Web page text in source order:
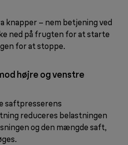
knapper – nem betjening ved
ned på frugten for at starte
for at stoppe.
højre og venstre
saftpresserens
reduceres belastningen
og den mængde saft,